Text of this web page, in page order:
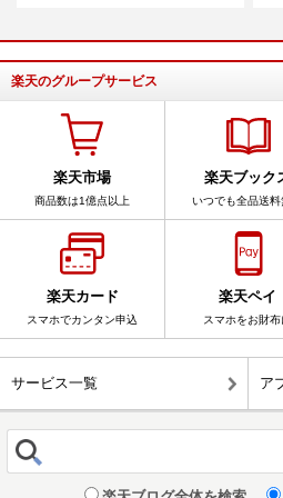
楽天のグループサービス
楽天市場
商品数は1億点以上
楽天ブック
いつでも全品送料
楽天カード
スマホでカンタン申込
楽天ペイ
スマホをお財布
サービス一覧 ア